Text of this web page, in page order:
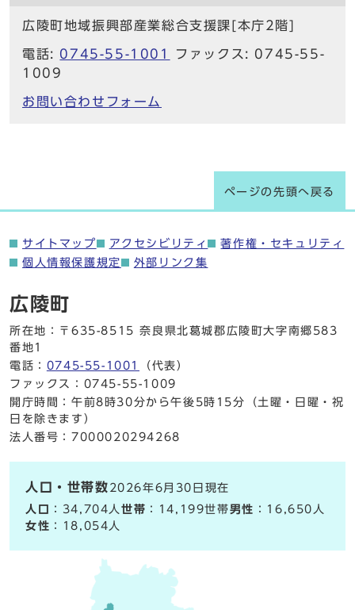
広陵町地域振興部産業総合支援課[本庁2階]
電話: 0745-55-1001
ファックス: 0745-55-
1009
お問い合わせフォーム
ページの先頭へ戻る
サイトマップ アクセシビリティ
著作権・セキュリティ
個人情報保護規定
外部リンク集
広陵町
所在地：〒635-8515 奈良県北葛城郡広陵町大字南郷583
番地1
電話： 0745-55-1001
（代表）
ファックス：0745-55-1009
開庁時間：午前8時30分から午後5時15分（土曜・日曜・祝
日を除きます）
法人番号：7000020294268
人口・世帯数 2026年6月30日現在
人口
：34,704人世帯 ：14,199世帯男性 ：16,650人
女性 ：18,054人